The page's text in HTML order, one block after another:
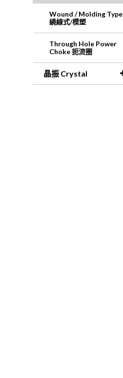
Wound / Molding Type
繞線式/模塑
Through Hole Power
Choke 扼流圈
晶振 Crystal